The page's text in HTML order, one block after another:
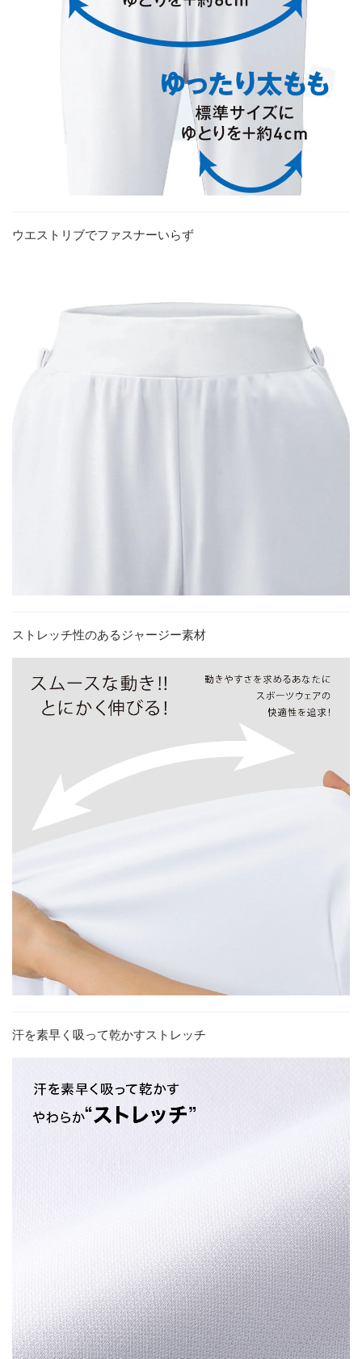
ウエストリブでファスナーいらず
ストレッチ性のあるジャージー素材
汗を素早く吸って乾かすストレッチ